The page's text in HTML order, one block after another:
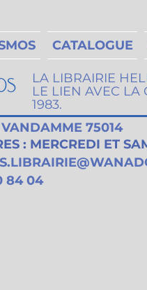
CATALOGUE
LA LIBRAIRIE
LE LIEN AVEC LA
1983.
VANDAMME 75014
: MERCREDI ET
84 04